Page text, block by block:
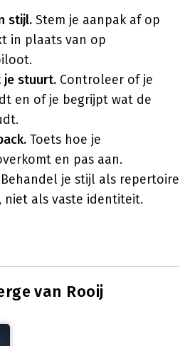
stijl. Stem je aanpak af op
in plaats van op
je stuurt. Controleer of je
en of je begrijpt wat de
Toets hoe je
en pas aan.
Behandel je stijl als repertoire
niet als vaste identiteit.
van Rooij